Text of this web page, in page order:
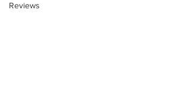
Reviews